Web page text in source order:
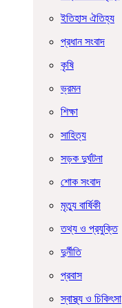
ইতিহাস ঐতিহ্য
প্রধান সংবাদ
কৃষি
ভ্রমন
শিক্ষা
সাহিত্য
সড়ক দুর্ঘটনা
শোক সংবাদ
মৃত্যু বার্ষিকী
তথ্য ও প্রযুক্তি
দুর্নীতি
প্রবাস
স্বাস্থ্য ও চিকিৎসা